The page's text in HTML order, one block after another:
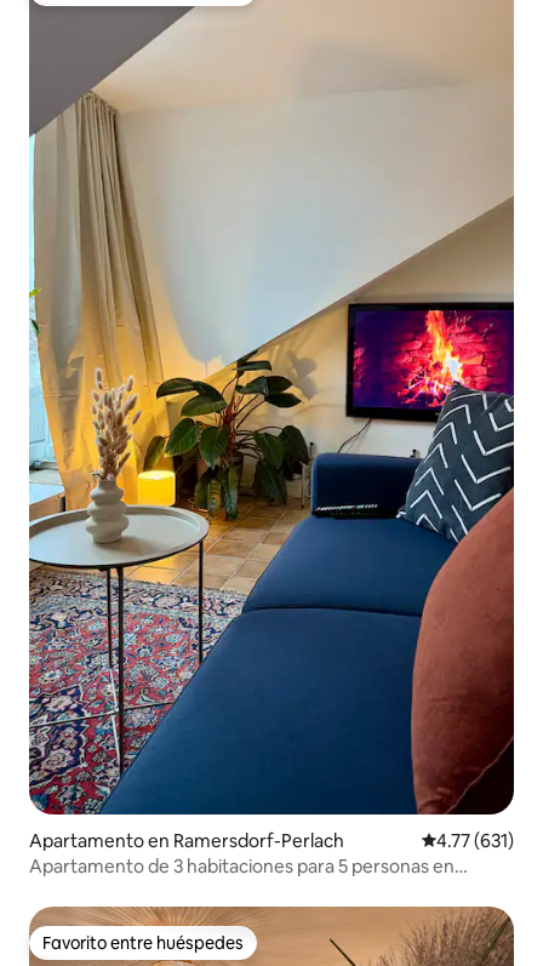
Apartamento en Ramersdorf-Perlach Calificación
4.77 (631)
Apartamento de 3 habitaciones para 5 personas en
Favorito entre huéspedes
Favorito entre huéspedes